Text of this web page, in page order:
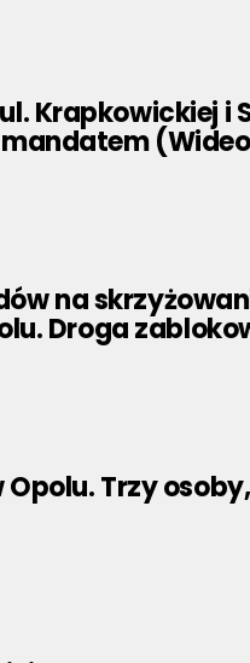
Krapkowickiej i
na
Droga
Trzy